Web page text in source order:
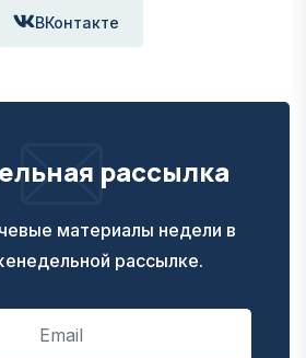
ВКонтакте
рассылка
материалы недели в
рассылке.